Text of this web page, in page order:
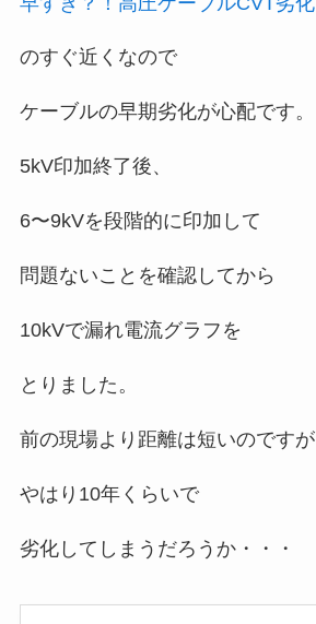
のすぐ近くなので
ケーブルの早期劣化が心配です。
5kV印加終了後、
6〜9kVを段階的に印加して
問題ないことを確認してから
10kVで漏れ電流グラフを
とりました。
前の現場より距離は短いのですが
やはり10年くらいで
劣化してしまうだろうか・・・